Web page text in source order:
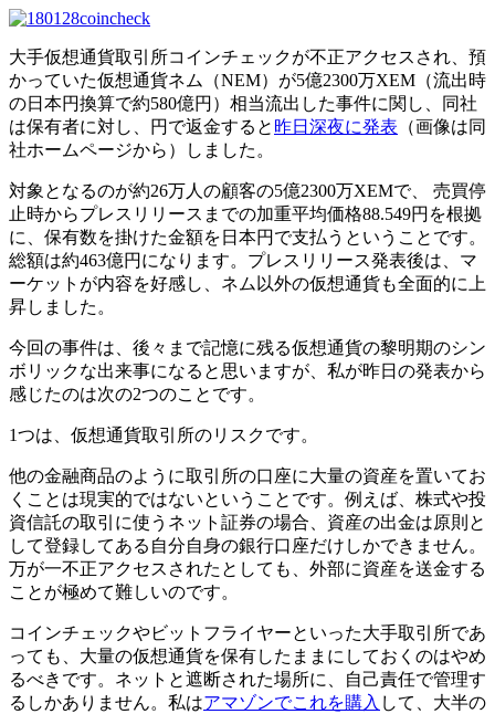
大手仮想通貨取引所コインチェックが不正アクセスされ、預
かっていた仮想通貨ネム（NEM）が5億2300万XEM（流出時
の日本円換算で約580億円）相当流出した事件に関し、同社
は保有者に対し、円で返金すると 昨日深夜に発表 （画像は同
社ホームページから）しました。
対象となるのが約26万人の顧客の5億2300万XEMで、 売買停
止時からプレスリリースまでの加重平均価格88.549円を根拠
に、保有数を掛けた金額を日本円で支払うということです。
総額は約463億円になります。プレスリリース発表後は、マ
ーケットが内容を好感し、ネム以外の仮想通貨も全面的に上
昇しました。
今回の事件は、後々まで記憶に残る仮想通貨の黎明期のシン
ボリックな出来事になると思いますが、私が昨日の発表から
感じたのは次の2つのことです。
1つは、仮想通貨取引所のリスクです。
他の金融商品のように取引所の口座に大量の資産を置いてお
くことは現実的ではないということです。例えば、株式や投
資信託の取引に使うネット証券の場合、資産の出金は原則と
して登録してある自分自身の銀行口座だけしかできません。
万が一不正アクセスされたとしても、外部に資産を送金する
ことが極めて難しいのです。
コインチェックやビットフライヤーといった大手取引所であ
っても、大量の仮想通貨を保有したままにしておくのはやめ
るべきです。ネットと遮断された場所に、自己責任で管理す
るしかありません。私はアマゾンでこれを購入 して、大半の